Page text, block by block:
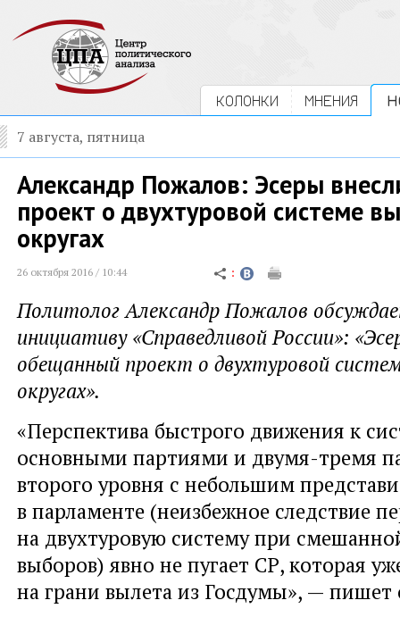
КОЛОНКИ МНЕНИЯ
7 августа, пятница
Александр Пожалов: Эсеры
проект о двухтуровой системе
округах
26 октября 2016 / 10:44
Политолог Александр Пожалов
инициативу «Справедливой России»:
обещанный проект о двухтуровой
округах».
«Перспектива быстрого движения к
основными партиями и двумя-тремя
второго уровня с небольшим
в парламенте (неизбежное следствие
на двухтуровую систему при
выборов) явно не пугает СР, которая
на грани вылета из Госдумы», — пишет